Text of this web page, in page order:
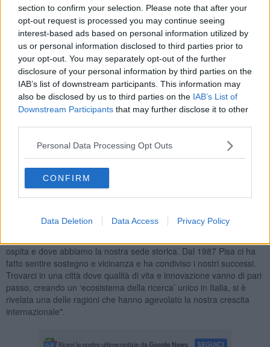
section to confirm your selection. Please note that after your
opt-out request is processed you may continue seeing
interest-based ads based on personal information utilized by
us or personal information disclosed to third parties prior to
your opt-out. You may separately opt-out of the further
disclosure of your personal information by third parties on the
IAB’s list of downstream participants. This information may
also be disclosed by us to third parties on the IAB’s List of
Downstream Participants that may further disclose it to other
Personal Data Processing Opt Outs
CONFIRM
Data Deletion Data Access Privacy Policy
celebrazioni per il trentennale che proseguono fino a
dicembre 2017
. Per sottolineare questo anniversario, la cerimonia
del 10 dicembre si trasforma in una carrellata sulle “pietre miliari”
degli ultimi 30 anni, vissuti in continua trasformazione e in crescita
costante, testimoniata dalle affermazioni degli ex allievi nel mondo
professionale e dal successo nelle ricerche di frontiera che hanno
valso migliaia di pubblicazioni sulle più prestigiose riviste
scientifiche internazionali. Oltre a presentare le tappe più importanti
dal 1987 a oggi, grazie anche alle testimonianze dei protagonisti,
durante l’evento del 10 dicembre saranno annunciate le prossime
iniziative di sviluppo, per contribuire a nuove affermazioni del
“Per aprire il trentesimo anno accademico – spiega il rettore
dicembre – abbiamo scelto il teatro Verdi, punto di riferimento della
vita culturale a Pisa, per coinvolgere l’intera comunità della Scuola
ospita e dove abbiamo la nostra sede storica. Dal 1987 Pisa ci ha
fatto sentire sostegno e vicinanza e ha condiviso i nostri successi.
Trovarci in una città dove qualità di vita e innovazione vanno di pari
passo, creando un ‘ecosistema della ricerca’ unico in Italia, si è
rivelata una delle ragioni che hanno agevolato la nostra crescita
internazionale".